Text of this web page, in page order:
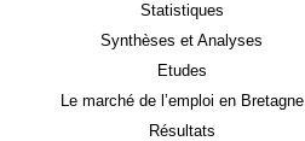
Statistiques
Synthèses et Analyses
Etudes
Le marché de l’emploi en Bretagne
Résultats